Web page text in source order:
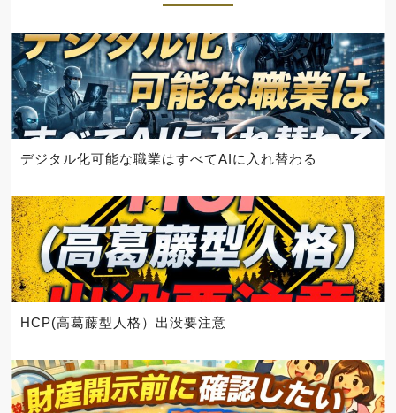
デジタル化可能な職業はすべてAIに入れ替わる
HCP(高葛藤型人格）出没要注意